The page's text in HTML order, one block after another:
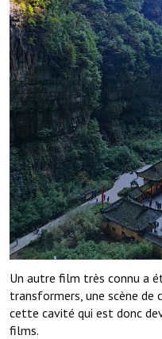
Un autre film très connu a
transformers, une scène de
cette cavité qui est donc
films.